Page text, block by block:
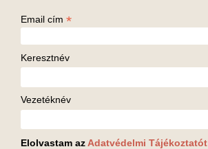
Email cím *
Keresztnév
Vezetéknév
Elolvastam az Adatvédelmi Tájékoztatót